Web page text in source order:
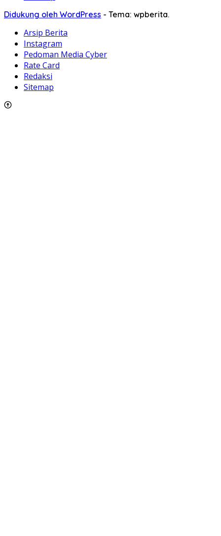
Didukung oleh WordPress - Tema: wpberita.
Arsip Berita
Instagram
Pedoman Media Cyber
Rate Card
Redaksi
Sitemap